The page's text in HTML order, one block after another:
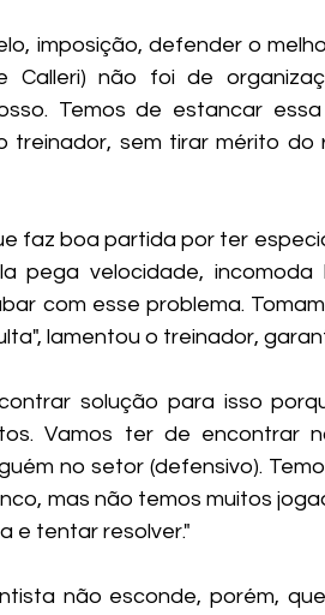
imposição, defender o
Calleri) não foi de
Temos de estancar
treinador, sem tirar mérito
faz boa partida por ter
pega velocidade,
com esse problema.
lamentou o treinador,
solução para isso
Vamos ter de encontrar
no setor (defensivo).
mas não temos muitos
e tentar resolver."
não esconde, porém,